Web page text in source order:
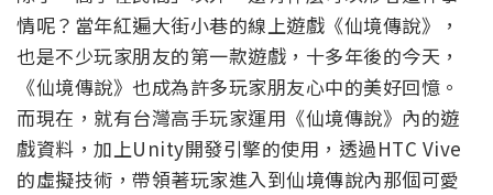
情呢？當年紅遍大街小巷的線上遊戲《仙境傳說》，
也是不少玩家朋友的第一款遊戲，十多年後的今天，
《仙境傳說》也成為許多玩家朋友心中的美好回憶。
而現在，就有台灣高手玩家運用《仙境傳說》內的遊
戲資料，加上Unity開發引擎的使用，透過HTC Vive
的虛擬技術，帶領著玩家進入到仙境傳說內那個可愛